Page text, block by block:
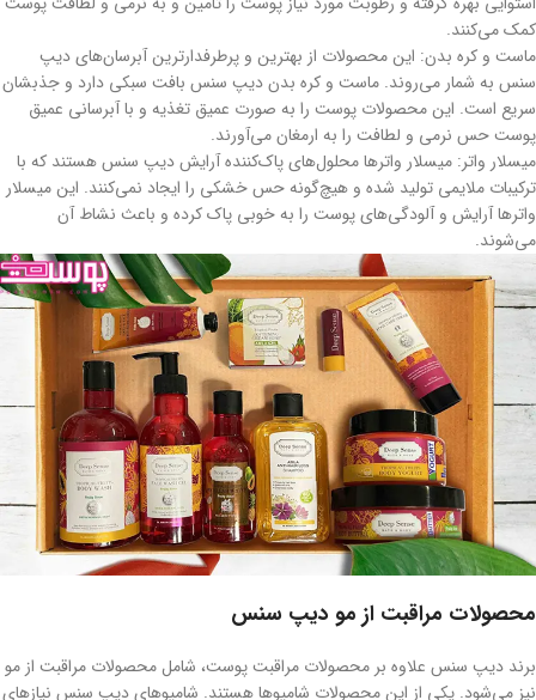
کمک می‌کنند.
ماست و کره بدن: این محصولات از بهترین و پرطرفدارترین آبرسان‌های دیپ
سنس به شمار می‌روند. ماست و کره بدن دیپ سنس بافت سبکی دارد و جذبشان
سریع است. این محصولات پوست را به صورت عمیق تغذیه و با آبرسانی عمیق
پوست حس نرمی و لطافت را به ارمغان می‌آورند.
میسلار واتر: میسلار واترها محلول‌های پاک‌کننده آرایش دیپ سنس هستند که با
ترکیبات ملایمی تولید شده و هیچ‌گونه حس خشکی را ایجاد نمی‌کنند. این میسلار
واترها آرایش و آلودگی‌های پوست را به‌ خوبی پاک کرده و باعث نشاط آن
می‌شوند.
محصولات مراقبت از مو دیپ سنس
برند دیپ سنس علاوه بر محصولات مراقبت پوست، شامل محصولات مراقبت از مو
نیز می‌شود. یکی از این محصولات شامپوها هستند. شامپوهای دیپ سنس نیازهای